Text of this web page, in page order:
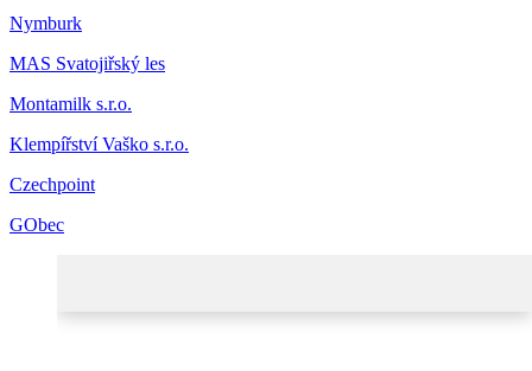
Nymburk
MAS Svatojiřský les
Montamilk s.r.o.
Klempířství Vaško s.r.o.
Czechpoint
GObec